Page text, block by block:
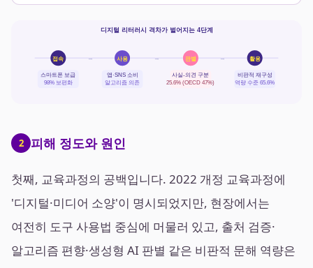
디지털 리터러시 격차가 벌어지는 4단계
접속
스마트폰 보급
98% 보편화
→ 사용
앱·SNS 소비
알고리즘 의존
→ 판별
사실-의견 구분
25.6% (OECD 47%)
→ 활용
비판적 재구성
역량 수준 65.6%
2 피해 정도와 원인
첫째, 교육과정의 공백입니다. 2022 개정 교육과정에
'디지털·미디어 소양'이 명시되었지만, 현장에서는
여전히 도구 사용법 중심에 머물러 있고, 출처 검증·
알고리즘 편향·생성형 AI 판별 같은 비판적 문해 역량은